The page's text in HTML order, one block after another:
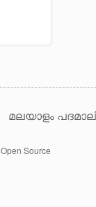
മലയാളം
Open Source